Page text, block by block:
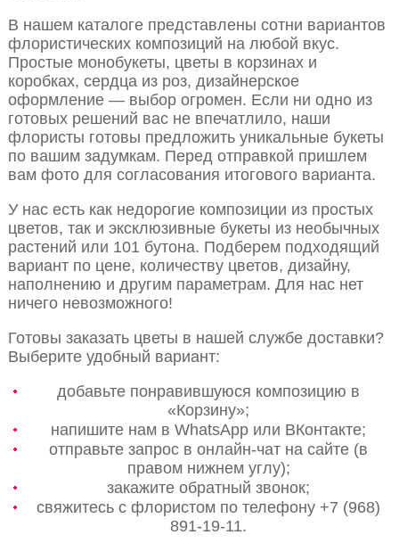
В нашем каталоге представлены сотни вариантов
флористических композиций на любой вкус.
Простые монобукеты, цветы в корзинах и
коробках, сердца из роз, дизайнерское
оформление — выбор огромен. Если ни одно из
готовых решений вас не впечатлило, наши
флористы готовы предложить уникальные букеты
по вашим задумкам. Перед отправкой пришлем
вам фото для согласования итогового варианта.
У нас есть как недорогие композиции из простых
цветов, так и эксклюзивные букеты из необычных
растений или 101 бутона. Подберем подходящий
вариант по цене, количеству цветов, дизайну,
наполнению и другим параметрам. Для нас нет
ничего невозможного!
Готовы заказать цветы в нашей службе доставки?
Выберите удобный вариант:
добавьте понравившуюся композицию в
«Корзину»;
напишите нам в WhatsApp или ВКонтакте;
отправьте запрос в онлайн-чат на сайте (в
правом нижнем углу);
закажите обратный звонок;
свяжитесь с флористом по телефону +7 (968)
891-19-11.